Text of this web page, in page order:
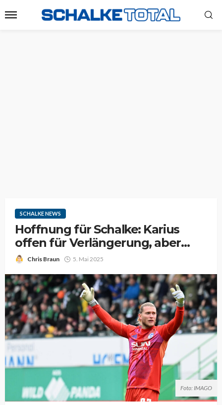
SCHALKE NEWS
Hoffnung für Schalke: Karius
offen für Verlängerung, aber…
Chris Braun 5. Mai 2025
Foto: IMAGO